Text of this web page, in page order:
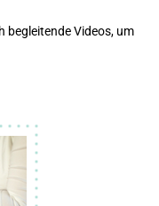
Videos, um